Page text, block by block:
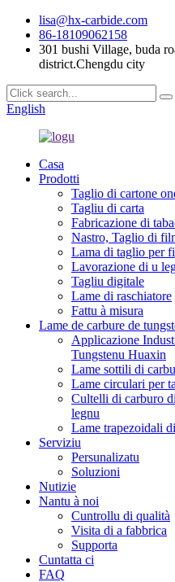
lisa@hx-carbide.com
86-18109062158
301 bushi Village, buda
district.Chengdu city
English
Casa
Prodotti
Taglio di cartone
Tagliu di carta
Fabricazione di
Nastro, Taglio di
Lama di taglio per
Lavorazione di u
Tagliu digitale
Lame di raschiatore
Fattu à misura
Lame de carbure de
Applicazione
Tungstenu Huaxin
Lame sottili di
Lame circulari per
Cultelli di carburo
legnu
Lame trapezoidali
Serviziu
Persunalizatu
Soluzioni
Nutizie
Nantu à noi
Cuntrollu di qualità
Visita di a fabbrica
Supporta
Cuntatta ci
FAQ